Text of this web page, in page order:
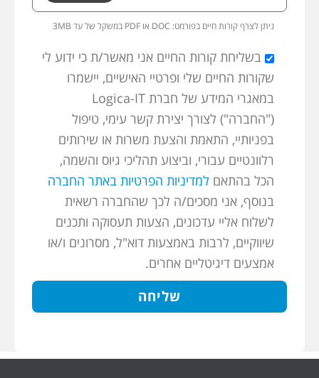
ניתן לצרף קורות חיים בפורמט: 3MB במשקל של עד PDF או DOC
בשליחת קורות החיים אני מאשר/ת כי ידוע לי
שקורות החיים שלי ופרטיי האישיים, יישמרו
במאגרי המידע של חברת Logica-IT
("החברה") לצורך יצירת קשר עימי, טיפול
בפניותיי, התאמת והצעת משרות או שירותים
רלוונטיים עבורי, וביצוע תהליכי גיוס והשמה,
הכל בהתאם למדיניות הפרטיות באתר החברה
בנוסף, אני מסכים/ה לכך שהחברה רשאית
לשלוח אליי עדכונים, הצעות תעסוקה ותכנים
שיווקיים, לרבות באמצעות דוא"ל, מסרונים ו/או
אמצעים דיגיטליים אחרים.